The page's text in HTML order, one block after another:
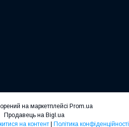
на маркетплейсі Prom.ua
Продавець на Bigl.ua
на контент | Політика конфіденційності